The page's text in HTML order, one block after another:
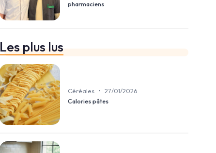
pharmaciens
Les plus lus
Céréales • 27/01/2026
Calories pâtes